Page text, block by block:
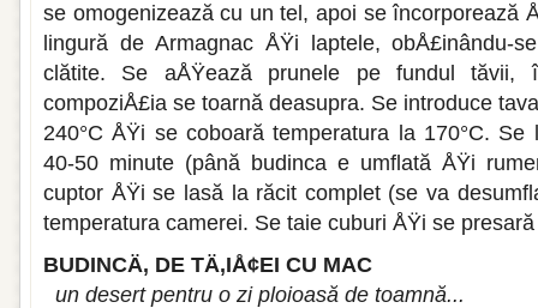
se omogenizează cu un tel, apoi se încor­porează
lingură de Armagnac ÅŸi laptele, obÅ£inându-
clătite. Se aÅŸează prunele pe fun­dul tăvii,
compoziÅ£ia se toarnă deasupra. Se introduce
240°C ÅŸi se coboară tem­peratura la 170°C.
40-50 minute (până budinca e umflată ÅŸi
cuptor ÅŸi se lasă la răcit complet (se va
temperatura camerei. Se taie cuburi ÅŸi se
BUDINCÄ‚ DE TÄ‚IÅ¢EI CU MAC
un desert pentru o zi ploioasă de toamnă...